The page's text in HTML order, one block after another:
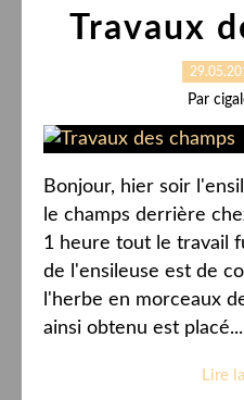
Travaux
Par
Bonjour, hier soir
le champs derrière
1 heure tout le travail
de l'ensileuse est de
l'herbe en morceaux
ainsi obtenu est placé...
Lire